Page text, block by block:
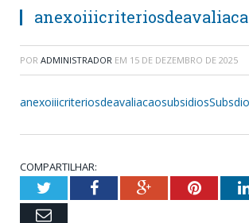
POR ADMINISTRADOR EM 15 DE DEZEMBRO DE 2025
COMPARTILHAR:
TwitterFacebookGoogle+
Email